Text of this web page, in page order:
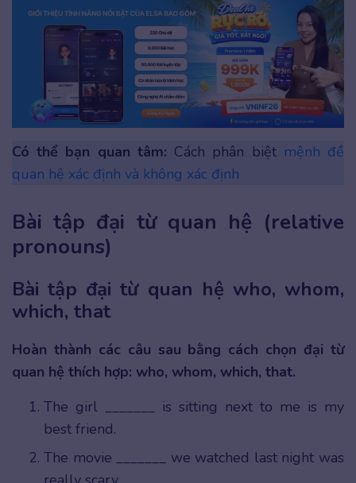
Có thể bạn quan tâm: Cách phân biệt mệnh đề
quan hệ xác định và không xác định
Bài tập đại từ quan hệ (relative
pronouns)
Bài tập đại từ quan hệ who, whom,
which, that
Hoàn thành các câu sau bằng cách chọn đại từ
quan hệ thích hợp: who, whom, which, that.
The girl _______ is sitting next to me is my
best friend.
The movie _______ we watched last night was